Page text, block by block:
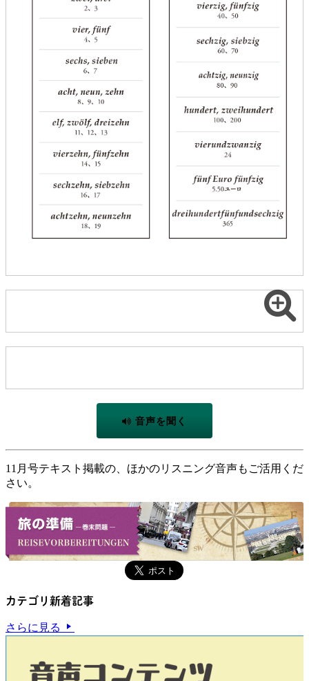
音声を聞く
11月号テキスト掲載の、ほかのリスニング音声もご活用くだ
さい。
カテゴリ新着記事
さらに見る